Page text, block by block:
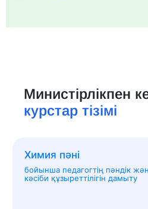
Министірлікпен
курстар тізімі
Химия пәні
бойынша педагогтің пәндік
кәсіби құзыреттілігін дамыту